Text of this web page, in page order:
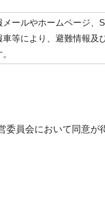
メールやホームページ、
車等により、避難情報及
員会において同意が